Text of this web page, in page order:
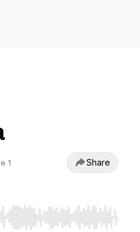
1 Share
to jump to start or end.